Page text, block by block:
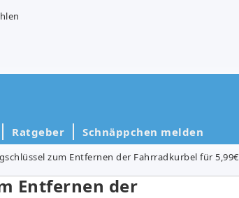
Ratgeber Schnäppchen melden
zum Entfernen der Fahrradkurbel für 5,99€
Entfernen der